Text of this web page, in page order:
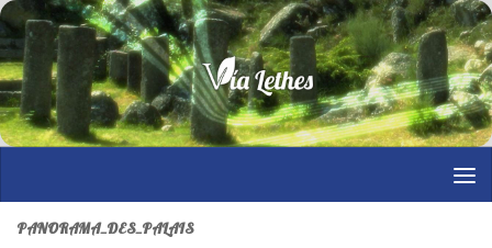
Saltar al contenido
PANORAMA_DES_PALAIS